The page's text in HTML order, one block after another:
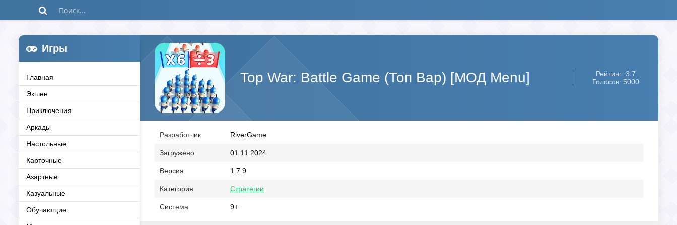
Игры
Главная
Экшен
Приключения
Аркады
Настольные
Карточные
Азартные
Казуальные
Обучающие
Top War: Battle Game (Топ Вар) [МОД Menu]
Рейтинг: 3.7
Голосов: 5000
Разработчик RiverGame
Загружено 01.11.2024
Версия 1.7.9
Категория Стратегии
Система 9+